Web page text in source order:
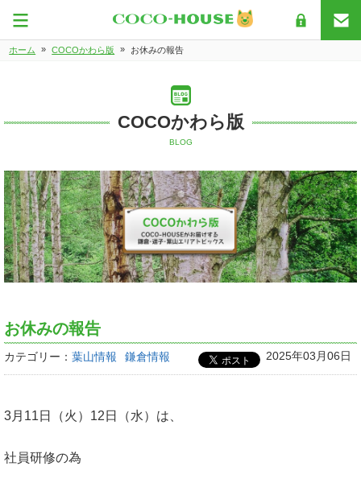
ホーム » COCOかわら版 » お休みの報告
COCOかわら版
BLOG
お休みの報告
カテゴリー： 葉山情報 鎌倉情報 2025年03月06日
3月11日（火）12日（水）は、
社員研修の為